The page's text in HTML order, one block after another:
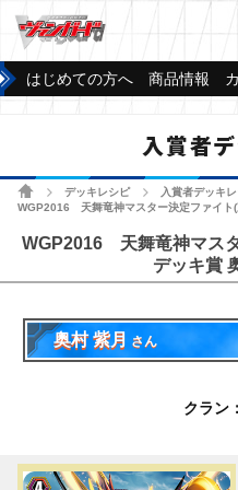
はじめての方へ 商品情報
入賞者
ホームデッキレシピ 入賞者デッキ
WGP2016 天舞竜神マスター決定ファイト
WGP2016 天舞竜神マス
デッキ賞
奥村 紫月 さん
クラン